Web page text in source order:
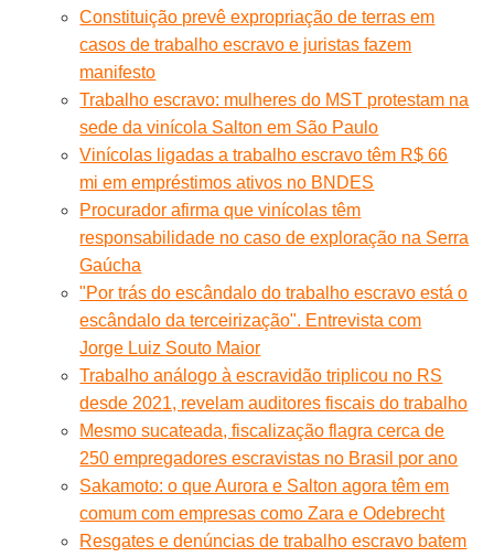
Constituição prevê expropriação de terras em
casos de trabalho escravo e juristas fazem
manifesto
Trabalho escravo: mulheres do MST protestam na
sede da vinícola Salton em São Paulo
Vinícolas ligadas a trabalho escravo têm R$ 66
mi em empréstimos ativos no BNDES
Procurador afirma que vinícolas têm
responsabilidade no caso de exploração na Serra
Gaúcha
"Por trás do escândalo do trabalho escravo está o
escândalo da terceirização". Entrevista com
Jorge Luiz Souto Maior
Trabalho análogo à escravidão triplicou no RS
desde 2021, revelam auditores fiscais do trabalho
Mesmo sucateada, fiscalização flagra cerca de
250 empregadores escravistas no Brasil por ano
Sakamoto: o que Aurora e Salton agora têm em
comum com empresas como Zara e Odebrecht
Resgates e denúncias de trabalho escravo batem